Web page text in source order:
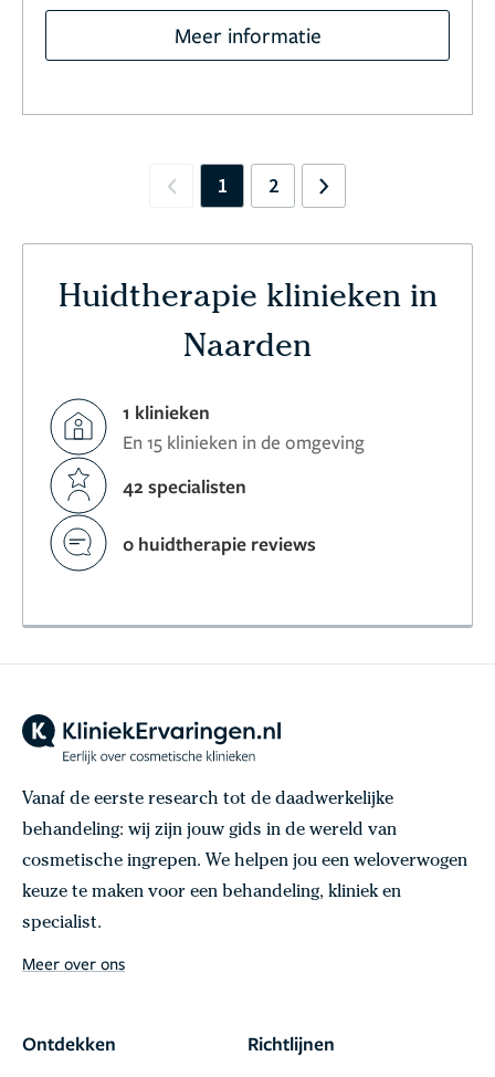
Meer informatie
Previous
1 2 Next
Huidtherapie klinieken in
Naarden
1 klinieken
En 15 klinieken in de omgeving
42 specialisten
0 huidtherapie reviews
Vanaf de eerste research tot de daadwerkelijke
behandeling: wij zijn jouw gids in de wereld van
cosmetische ingrepen. We helpen jou een weloverwogen
keuze te maken voor een behandeling, kliniek en
specialist.
Meer over ons
Ontdekken Richtlijnen